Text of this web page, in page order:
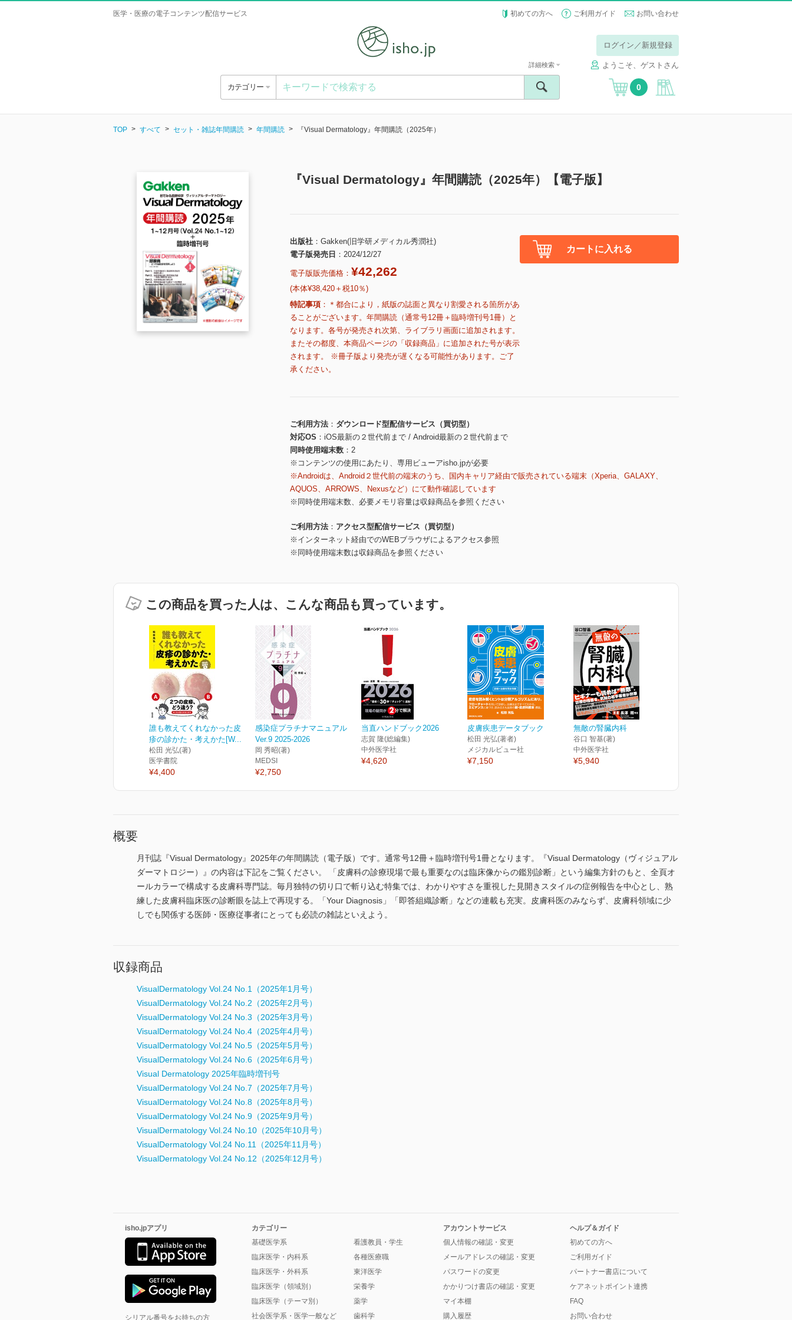
医学・医療の電子コンテンツ配信サービス 初めての方へ ご利用ガイド お問い合わせ
ログイン／新規登録
ようこそ、ゲストさん
カテゴリー
詳細検索
0
TOP すべて セット・雑誌年間購読 年間購読 『Visual Dermatology』年間購読（2025年）
『Visual Dermatology』年間購読（2025年）【電子版】
出版社
Gakken(旧学研メディカル秀潤社)
電子版発売日
2024/12/27
電子版販売価格： ¥42,262
(本体¥38,420＋税10％)
特記事項
＊都合により，紙版の誌面と異なり割愛される箇所があ
ることがございます。年間購読（通常号12冊＋臨時増刊号1冊）と
なります。各号が発売され次第、ライブラリ画面に追加されます。
またその都度、本商品ページの「収録商品」に追加された号が表示
されます。 ※冊子版より発売が遅くなる可能性があります。ご了
承ください。
カートに入れる
ご利用方法
ダウンロード型配信サービス（買切型）
対応OS
iOS最新の２世代前まで / Android最新の２世代前まで
同時使用端末数
2
※コンテンツの使用にあたり、専用ビューアisho.jpが必要
※Androidは、Android２世代前の端末のうち、国内キャリア経由で販売されている端末（Xperia、GALAXY、
AQUOS、ARROWS、Nexusなど）にて動作確認しています
※同時使用端末数、必要メモリ容量は収録商品を参照ください
ご利用方法
アクセス型配信サービス（買切型）
※インターネット経由でのWEBブラウザによるアクセス参照
※同時使用端末数は収録商品を参照ください
この商品を買った人は、こんな商品も買っています。
誰も教えてくれなかった皮
疹の診かた・考えかた[W...
松田 光弘(著)
医学書院
¥4,400
感染症プラチナマニュアル
Ver.9 2025-2026
岡 秀昭(著)
MEDSI
¥2,750
当直ハンドブック2026
志賀 隆(総編集)
中外医学社
¥4,620
皮膚疾患データブック
松田 光弘(著者)
メジカルビュー社
¥7,150
無敵の腎臓内科
谷口 智基(著)
中外医学社
¥5,940
概要
月刊誌『Visual Dermatology』2025年の年間購読（電子版）です。通常号12冊＋臨時増刊号1冊となります。『Visual Dermatology（ヴィジュアル
ダーマトロジー）』の内容は下記をご覧ください。 「皮膚科の診療現場で最も重要なのは臨床像からの鑑別診断」という編集方針のもと、全頁オ
ールカラーで構成する皮膚科専門誌。毎月独特の切り口で斬り込む特集では、わかりやすさを重視した見開きスタイルの症例報告を中心とし、熟
練した皮膚科臨床医の診断眼を誌上で再現する。「Your Diagnosis」「即答組織診断」などの連載も充実。皮膚科医のみならず、皮膚科領域に少
しでも関係する医師・医療従事者にとっても必読の雑誌といえよう。
収録商品
VisualDermatology Vol.24 No.1（2025年1月号）
VisualDermatology Vol.24 No.2（2025年2月号）
VisualDermatology Vol.24 No.3（2025年3月号）
VisualDermatology Vol.24 No.4（2025年4月号）
VisualDermatology Vol.24 No.5（2025年5月号）
VisualDermatology Vol.24 No.6（2025年6月号）
Visual Dermatology 2025年臨時増刊号
VisualDermatology Vol.24 No.7（2025年7月号）
VisualDermatology Vol.24 No.8（2025年8月号）
VisualDermatology Vol.24 No.9（2025年9月号）
VisualDermatology Vol.24 No.10（2025年10月号）
VisualDermatology Vol.24 No.11（2025年11月号）
VisualDermatology Vol.24 No.12（2025年12月号）
isho.jpアプリ
シリアル番号をお持ちの方
カテゴリー
基礎医学系
臨床医学・内科系
臨床医学・外科系
臨床医学（領域別）
臨床医学（テーマ別）
社会医学系・医学一般など
看護教員・学生
各種医療職
東洋医学
栄養学
薬学
歯科学
アカウントサービス
個人情報の確認・変更
メールアドレスの確認・変更
パスワードの変更
かかりつけ書店の確認・変更
マイ本棚
購入履歴
ヘルプ＆ガイド
初めての方へ
ご利用ガイド
パートナー書店について
ケアネットポイント連携
FAQ
お問い合わせ